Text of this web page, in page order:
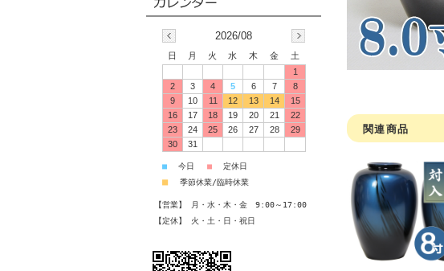
関連商品
2026/08
日 月 火 水 木 金
土
1
2
3 4 5 6 7
8
9
10 11 12 13 14
15
16
17 18 19 20 21
22
23
24 25 26 27 28
29
30
31
■ 今日 ■ 定休日
■ 季節休業/臨時休業
【営業】 月・水・木・金 9:00～17:00
【定休】 火・土・日・祝日